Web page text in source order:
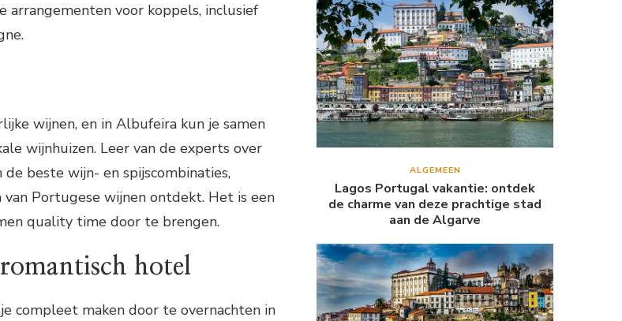
arrangementen voor koppels, inclusief
wijnen, en in Albufeira kun je samen
wijnhuizen. Leer van de experts over
beste wijn- en spijscombinaties,
Portugese wijnen ontdekt. Het is een
quality time door te brengen.
hotel
compleet maken door te overnachten in
ALGEMEEN
Lagos Portugal vakantie: ontdek
de charme van deze prachtige stad
aan de Algarve